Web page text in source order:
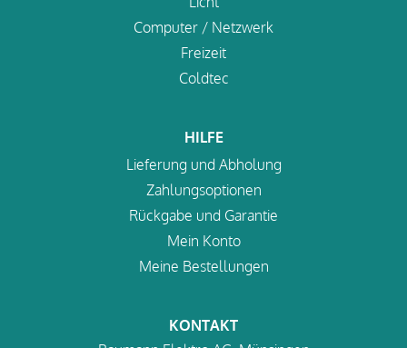
Computer / Netzwerk
Freizeit
Coldtec
HILFE
Lieferung und Abholung
Zahlungsoptionen
Rückgabe und Garantie
Mein Konto
Meine Bestellungen
KONTAKT